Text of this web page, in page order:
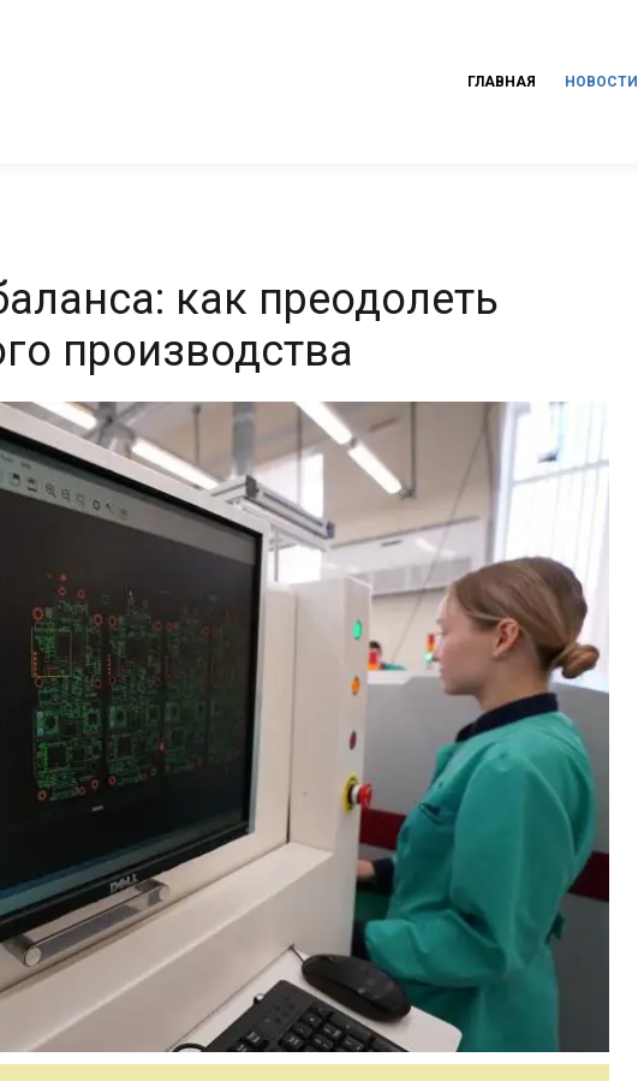
ГЛАВНАЯ НОВОСТИ
как преодолеть
производства